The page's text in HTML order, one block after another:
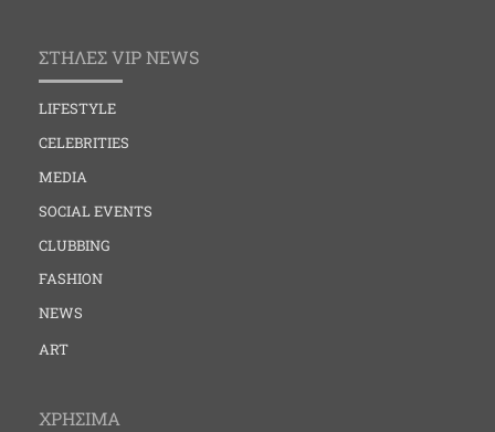
ΣΤΗΛΕΣ VIP NEWS
LIFESTYLE
CELEBRITIES
MEDIA
SOCIAL EVENTS
CLUBBING
FASHION
NEWS
ART
ΧΡΗΣΙΜΑ